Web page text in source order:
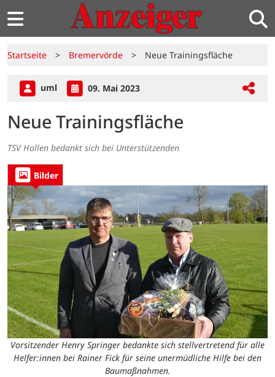
Startseite > Bremervörde > Neue Trainingsfläche
uml 09. Mai 2023
Neue Trainingsfläche
TSV Hollen bedankt sich bei Unterstützenden
Bilder
Vorsitzender Henry Springer bedankte sich stellvertretend für alle
Helfer:innen bei Rainer Fick für seine unermüdliche Hilfe bei den
Baumaßnahmen.